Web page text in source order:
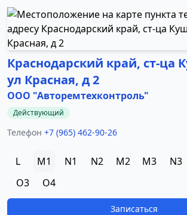
Краснодарский край, ст-ца
ул Красная, д 2
ООО "Авторемтехконтроль"
Действующий
Телефон +7 (965) 462-90-26
L M1 N1 N2 M2 M3 N3
O3
O4
Записаться